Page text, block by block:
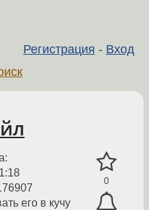
Регистрация - Вход
0
его в кучу